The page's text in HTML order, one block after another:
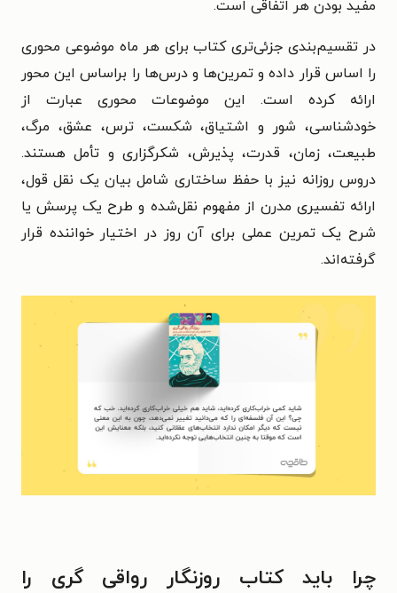
مفید بودن هر اتفاقی است.
در تقسیم‌بندی جزئی‌تری کتاب برای هر ماه موضوعی محوری
را اساس قرار داده و تمرین‌ها و درس‌ها را براساس این محور
ارائه‌ کرده است. این موضوعات محوری عبارت از
خودشناسی، شور و اشتیاق، شکست، ترس، عشق، مرگ،
طبیعت، زمان، قدرت، پذیرش، شکرگزاری و تأمل هستند.
دروس روزانه نیز با حفظ ساختاری شامل بیان یک نقل قول،
ارائه تفسیری مدرن از مفهوم نقل‌شده و طرح یک پرسش یا
شرح یک تمرین عملی برای آن روز در اختیار خواننده قرار
گرفته‌اند.
چرا باید کتاب روزنگار رواقی گری را